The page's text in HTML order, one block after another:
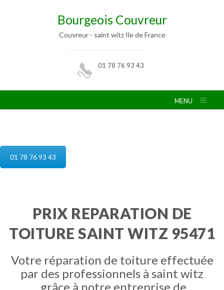
Bourgeois Couvreur
Couvreur - saint witz Ile de France
01 78 76 93 43
MENU
01 78 76 93 43
PRIX REPARATION DE
TOITURE SAINT WITZ 95471
Votre réparation de toiture effectuée
par des professionnels à saint witz
grâce à notre entreprise de